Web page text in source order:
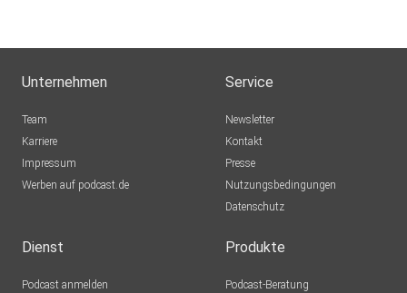
Unternehmen
Team
Karriere
Impressum
Werben auf podcast.de
Service
Newsletter
Kontakt
Presse
Nutzungsbedingungen
Datenschutz
Dienst
Podcast anmelden
Produkte
Podcast-Beratung